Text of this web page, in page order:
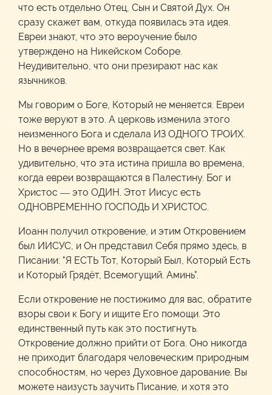
что есть отдельно Отец, Сын и Святой Дух. Он
сразу скажет вам, откуда появилась эта идея.
Евреи знают, что это вероучение было
утверждено на Никейском Соборе.
Неудивительно, что они презирают нас как
язычников.
Мы говорим о Боге, Который не меняется. Евреи
тоже веруют в это. А церковь изменила этого
неизменного Бога и сделала ИЗ ОДНОГО ТРОИХ.
Но в вечернее время возвращается свет. Как
удивительно, что эта истина пришла во времена,
когда евреи возвращаются в Палестину. Бог и
Христос — это ОДИН. Этот Иисус есть
ОДНОВРЕМЕННО ГОСПОДЬ И ХРИСТОС.
Иоанн получил откровение, и этим Откровением
был ИИСУС, и Он представил Себя прямо здесь, в
Писании: "Я ЕСТЬ Тот, Который Был, Который Есть
и Который Грядёт, Всемогущий. Аминь".
Если откровение не постижимо для вас, обратите
взоры свои к Богу и ищите Его помощи. Это
единственный путь как это постигнуть.
Откровение должно прийти от Бога. Оно никогда
не приходит благодаря человеческим природным
способностям, но через Духовное дарование. Вы
можете наизусть заучить Писание, и хотя это